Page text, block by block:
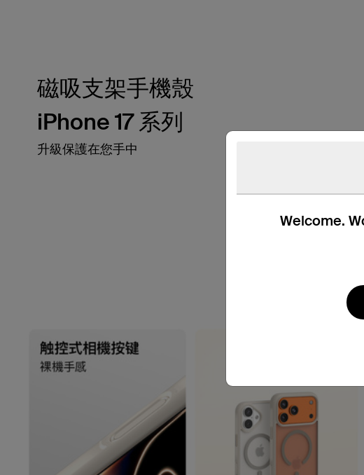
Welcome.
磁吸支架手機殼
iPhone 17 系列
升級保護在您手中